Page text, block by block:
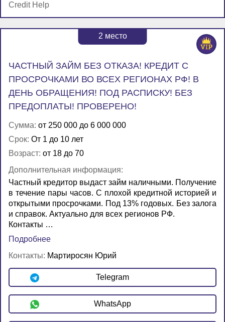
Credit Help
2 место
ЧАСТНЫЙ ЗАЙМ БЕЗ ОТКАЗА! КРЕДИТ С
ПРОСРОЧКАМИ ВО ВСЕХ РЕГИОНАХ РФ! В
ДЕНЬ ОБРАЩЕНИЯ! ПОД РАСПИСКУ! БЕЗ
ПРЕДОПЛАТЫ! ПРОВЕРЕНО!
Сумма: от 250 000 до 6 000 000
Срок: От 1 до 10 лет
Возраст: от 18 до 70
Дополнительная информация:
Частный кредитор выдаст займ наличными. Получение
в течение пары часов. С плохой кредитной историей и
открытыми просрочками. Под 13% годовых. Без залога
и справок. Актуально для всех регионов РФ.
Контакты …
Подробнее
Контакты: Мартиросян Юрий
Telegram
WhatsApp